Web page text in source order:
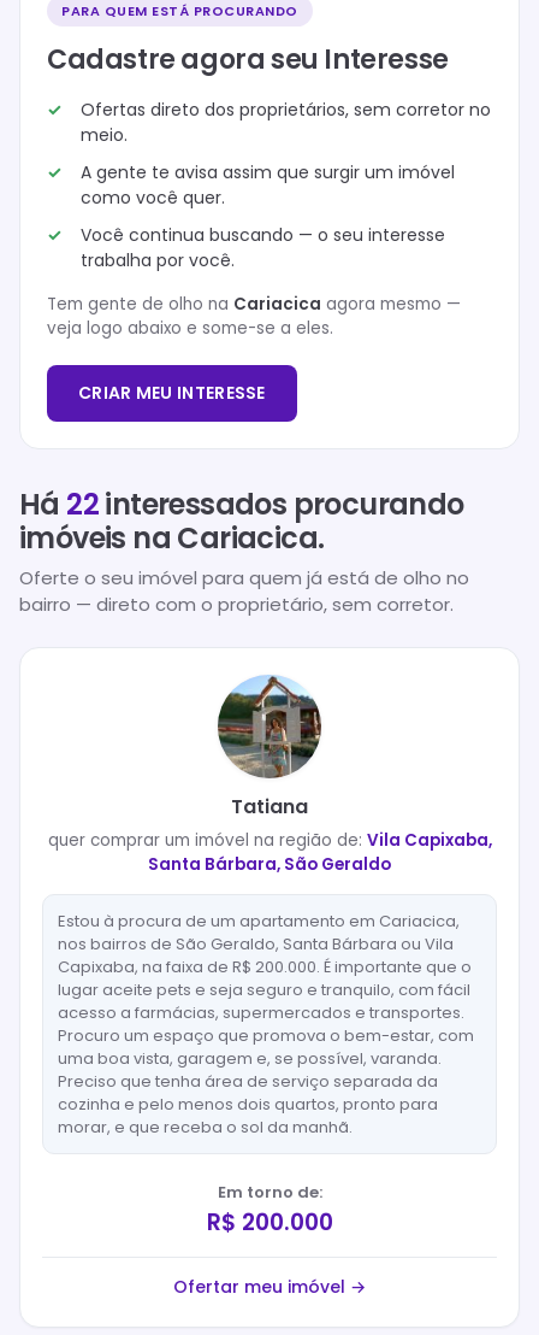
PARA QUEM ESTÁ PROCURANDO
Cadastre agora seu Interesse
Ofertas direto dos proprietários, sem corretor no
meio.
A gente te avisa assim que surgir um imóvel
como você quer.
Você continua buscando — o seu interesse
trabalha por você.
Tem gente de olho na Cariacica agora mesmo —
veja logo abaixo e some-se a eles.
CRIAR MEU INTERESSE
Há 22interessados procurando
imóveis na Cariacica.
Oferte o seu imóvel para quem já está de olho no
bairro — direto com o proprietário, sem corretor.
Tatiana
quer comprarum imóvel na região de: Vila Capixaba,
Santa Bárbara, São Geraldo
Estou à procura de um apartamento em Cariacica,
nos bairros de São Geraldo, Santa Bárbara ou Vila
Capixaba, na faixa de R$ 200.000. É importante que o
lugar aceite pets e seja seguro e tranquilo, com fácil
acesso a farmácias, supermercados e transportes.
Procuro um espaço que promova o bem-estar, com
uma boa vista, garagem e, se possível, varanda.
Preciso que tenha área de serviço separada da
cozinha e pelo menos dois quartos, pronto para
morar, e que receba o sol da manhã.
Em torno de:
R$ 200.000
Ofertar meu imóvel →